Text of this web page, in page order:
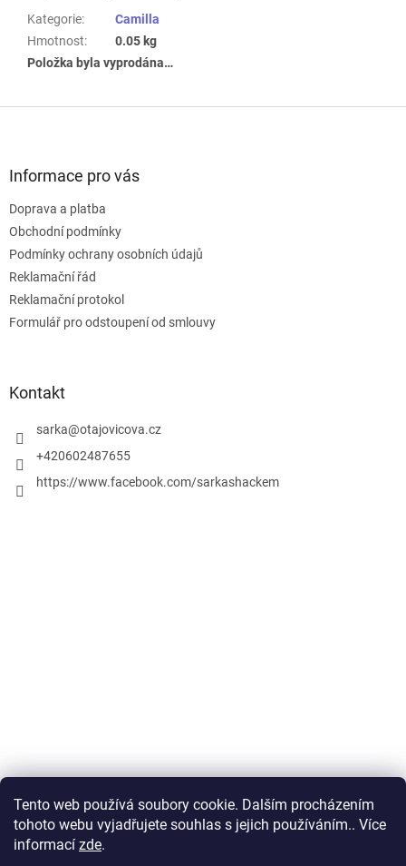
Tento web používá soubory cookie. Dalším procházením
tohoto webu vyjadřujete souhlas s jejich používáním.. Více
informací zde.
Kategorie:
Camilla
Hmotnost:
0.05 kg
Položka byla vyprodána…
Informace pro vás
Doprava a platba
Obchodní podmínky
Podmínky ochrany osobních údajů
Reklamační řád
Reklamační protokol
Formulář pro odstoupení od smlouvy
Kontakt
sarka@otajovicova.cz
+420602487655
https://www.facebook.com/sarkashackem
Obchodní podmínky